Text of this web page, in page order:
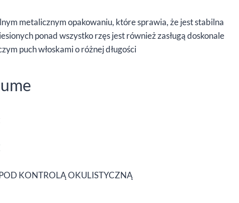
metalicznym opakowaniu, które sprawia, że jest stabilna
ponad wszystko rzęs jest również zasługą doskonale
puch włoskami o różnej długości
KONTROLĄ OKULISTYCZNĄ